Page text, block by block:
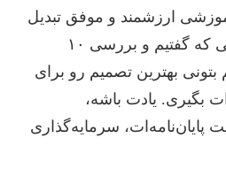
ارزشمند و موفق تبدیل
کنه. با توجه به معیارهایی که گفتیم و بررسی ۱۰
بتونی بهترین تصمیم رو برای
بگیری. یادت باشه،
پایان‌نامه‌ات، سرمایه‌گذاری